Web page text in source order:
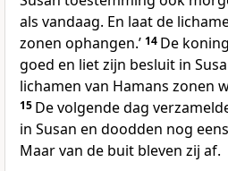
als vandaag. En laat de
zonen ophangen.’ 14 De
goed en liet zijn besluit in
lichamen van Hamans zonen
15 De volgende dag
in Susan en doodden nog
Maar van de buit bleven zij af.